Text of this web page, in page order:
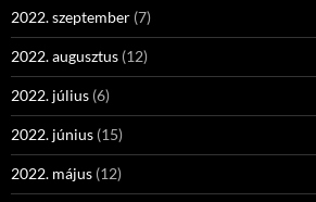
2022. szeptember (7)
2022. augusztus (12)
2022. július (6)
2022. június (15)
2022. május (12)